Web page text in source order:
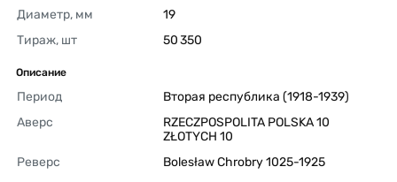
Диаметр, мм
19
Тираж, шт
50 350
Описание
Период
Вторая республика (1918-1939)
Аверс
RZECZPOSPOLITA POLSKA 10
ZŁOTYCH 10
Реверс
Bolesław Chrobry 1025-1925